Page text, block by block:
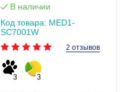
В наличии
Код товара: MED1-
SC7001W
2 отзывов
3 3